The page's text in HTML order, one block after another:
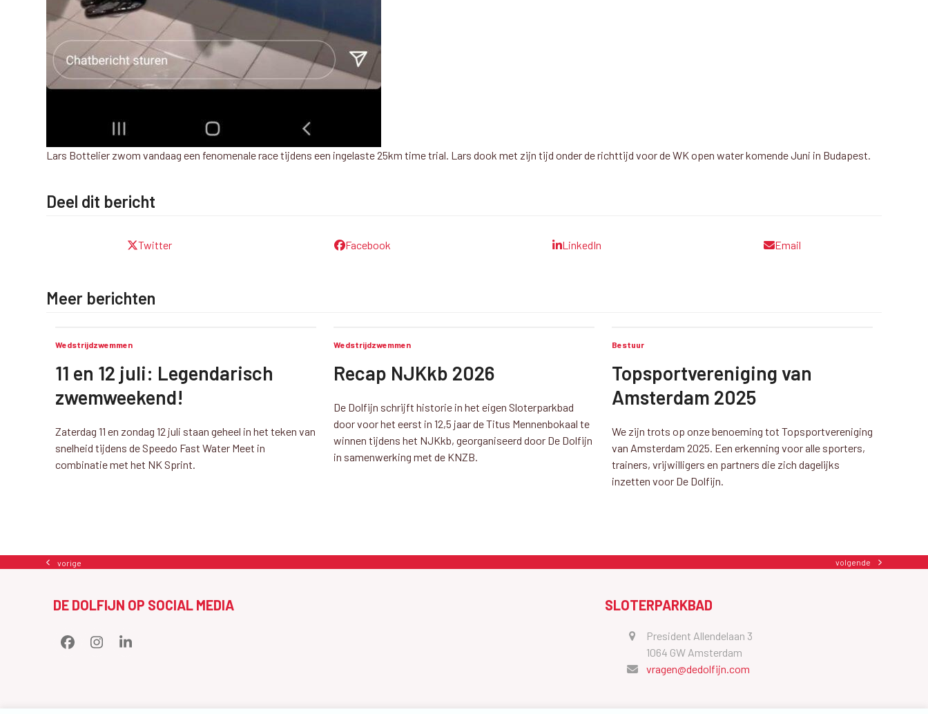
Lars Bottelier zwom vandaag een fenomenale race tijdens een ingelaste 25km time trial. Lars dook met zijn tijd onder de richttijd voor de WK open water komende Juni in Budapest.
Deel dit bericht
Twitter Facebook LinkedIn Email
Meer berichten
Wedstrijdzwemmen
11 en 12 juli: Legendarisch
zwemweekend!
Zaterdag 11 en zondag 12 juli staan geheel in het teken van
snelheid tijdens de Speedo Fast Water Meet in
combinatie met het NK Sprint.
Wedstrijdzwemmen
Recap NJKkb 2026
De Dolfijn schrijft historie in het eigen Sloterparkbad
door voor het eerst in 12,5 jaar de Titus Mennenbokaal te
winnen tijdens het NJKkb, georganiseerd door De Dolfijn
in samenwerking met de KNZB.
Bestuur
Topsportvereniging van
Amsterdam 2025
We zijn trots op onze benoeming tot Topsportvereniging
van Amsterdam 2025. Een erkenning voor alle sporters,
trainers, vrijwilligers en partners die zich dagelijks
inzetten voor De Dolfijn.
previous
vorige
next
volgende
DE DOLFIJN OP SOCIAL MEDIA
Facebook
InstagramLinkedIn
SLOTERPARKBAD
President Allendelaan 3
1064 GW Amsterdam
vragen@dedolfijn.com